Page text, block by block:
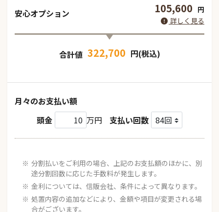
安心オプション 105,600 円
詳しく見る
合計値 322,700 円(税込)
月々のお支払い額
頭金
万円 支払い回数
分割払いをご利用の場合、上記のお支払額のほかに、別
途分割回数に応じた手数料が発生します。
金利については、信販会社、条件によって異なります。
処置内容の追加などにより、金額や項目が変更される場
合がございます。